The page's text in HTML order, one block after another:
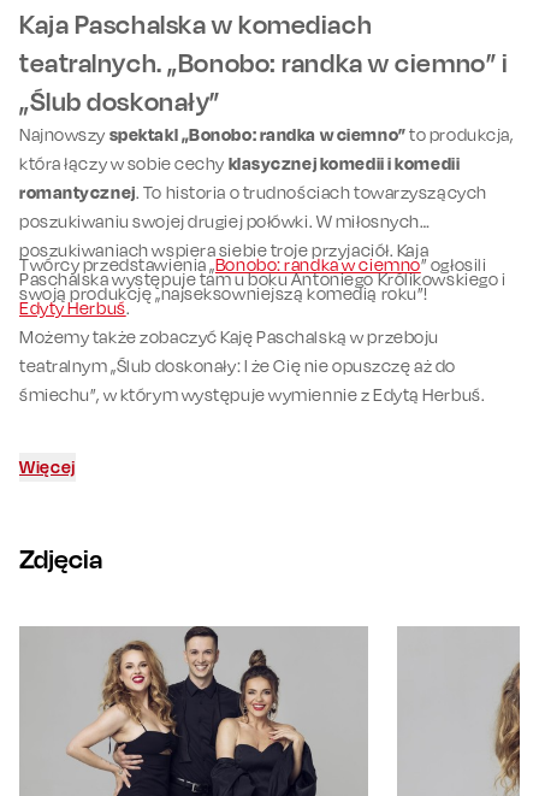
Kaja Paschalska w komediach
teatralnych. „Bonobo: randka w ciemno” i
„Ślub doskonały”
Najnowszy spektakl „Bonobo: randka w ciemno”to produkcja,
która łączy w sobie cechy klasycznej komedii i komedii
romantycznej. To historia o trudnościach towarzyszących
poszukiwaniu swojej drugiej połówki. W miłosnych
poszukiwaniach wspiera siebie troje przyjaciół. Kaja
Paschalska występuje tam u boku Antoniego Królikowskiego i
Edyty Herbuś.
Twórcy przedstawienia „Bonobo: randka w ciemno” ogłosili
swoją produkcję „najseksowniejszą komedią roku”!
Możemy także zobaczyć Kaję Paschalską w przeboju
teatralnym „Ślub doskonały: I że Cię nie opuszczę aż do
śmiechu”, w którym występuje wymiennie z Edytą Herbuś.
Więcej
Zdjęcia